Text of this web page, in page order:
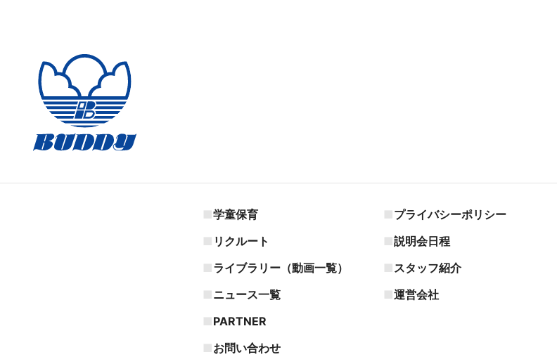
学童保育
リクルート
ライブラリー（動画一覧）
ニュース一覧
PARTNER
お問い合わせ
プライバシーポリシー
説明会日程
スタッフ紹介
運営会社